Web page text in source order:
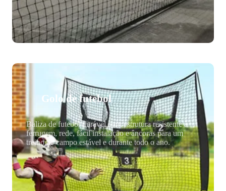
Golo de futebol
Baliza de futebol durável com estrutura resistente à
ferrugem, rede, fácil instalação e âncoras para um
treino de campo estável e durante todo o ano.